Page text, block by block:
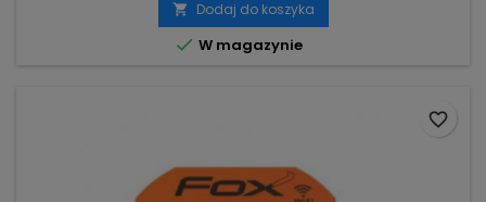
 Dodaj do koszyka
 W magazynie
favorite_border